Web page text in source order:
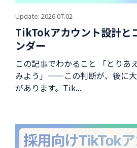
Update: 2026.07.02
TikTokアカウント設計と
ンダー
この記事でわかること 「とりあ
みよう」——この判断が、後に
があります。Tik...